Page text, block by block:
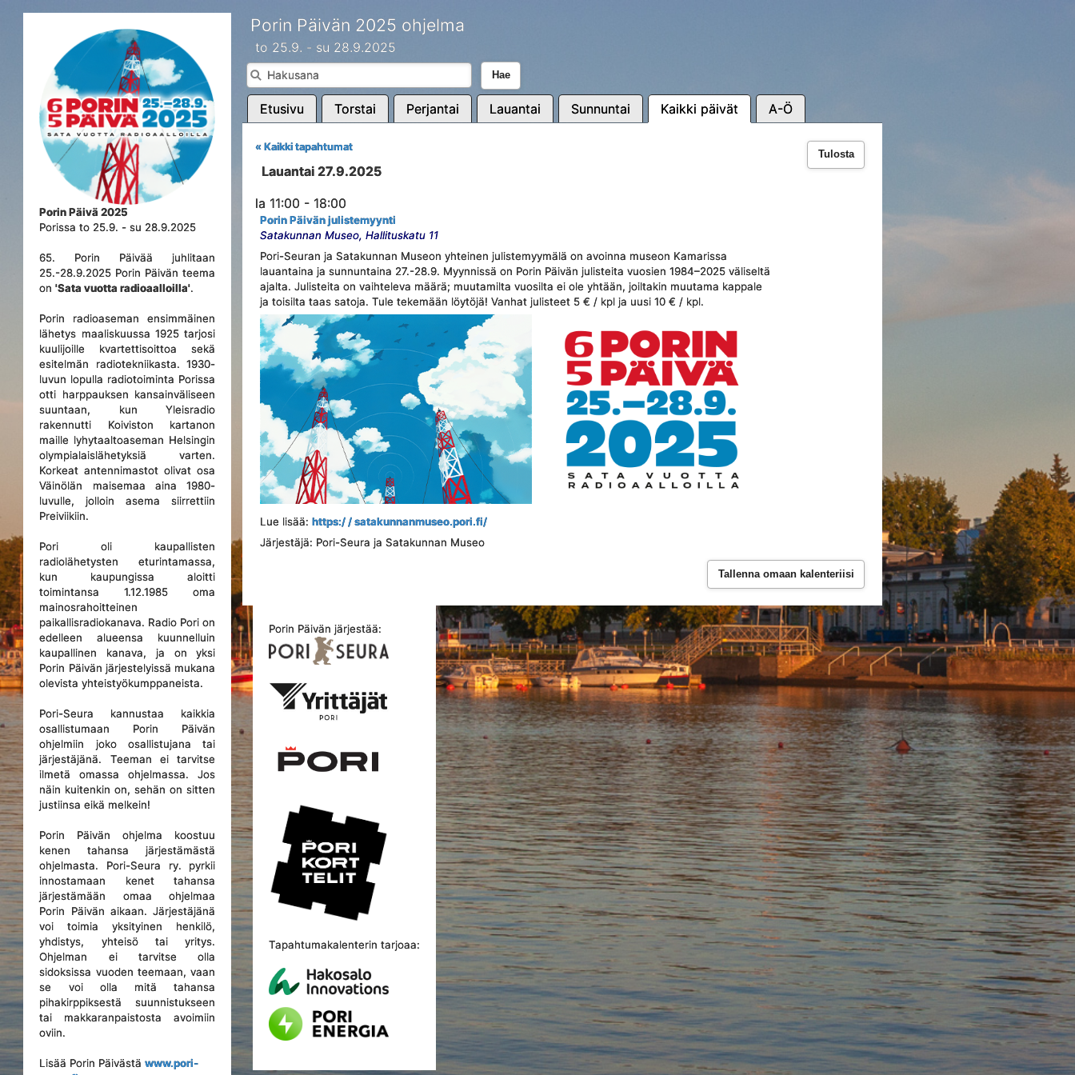
Porin Päivä 2025
Porissa to 25.9. - su 28.9.2025
65. Porin Päivää juhlitaan
25.-28.9.2025 Porin Päivän teema
on'Sata vuotta radioaalloilla'.
Porin radioaseman ensimmäinen
lähetys maaliskuussa 1925 tarjosi
kuulijoille kvartettisoittoa sekä
esitelmän radiotekniikasta. 1930-
luvun lopulla radiotoiminta Porissa
otti harppauksen kansainväliseen
suuntaan, kun Yleisradio
rakennutti Koiviston kartanon
maille lyhytaaltoaseman Helsingin
olympialaislähetyksiä varten.
Korkeat antennimastot olivat osa
Väinölän maisemaa aina 1980-
luvulle, jolloin asema siirrettiin
Preiviikiin.
Pori oli kaupallisten
radiolähetysten eturintamassa,
kun kaupungissa aloitti
toimintansa 1.12.1985 oma
mainosrahoitteinen
paikallisradiokanava. Radio Pori on
edelleen alueensa kuunnelluin
kaupallinen kanava, ja on yksi
Porin Päivän järjestelyissä mukana
olevista yhteistyökumppaneista.
Pori-Seura kannustaa kaikkia
osallistumaan Porin Päivän
ohjelmiin joko osallistujana tai
järjestäjänä. Teeman ei tarvitse
ilmetä omassa ohjelmassa. Jos
näin kuitenkin on, sehän on sitten
justiinsa eikä melkein!
Porin Päivän ohjelma koostuu
kenen tahansa järjestämästä
ohjelmasta. Pori-Seura ry. pyrkii
innostamaan kenet tahansa
järjestämään omaa ohjelmaa
Porin Päivän aikaan. Järjestäjänä
voi toimia yksityinen henkilö,
yhdistys, yhteisö tai yritys.
Ohjelman ei tarvitse olla
sidoksissa vuoden teemaan, vaan
se voi olla mitä tahansa
pihakirppiksestä suunnistukseen
tai makkaranpaistosta avoimiin
oviin.
Lisää Porin Päivästäwww.pori-
Porin Päivän 2025 ohjelma
to 25.9. - su 28.9.2025
Hae
Etusivu Torstai Perjantai Lauantai Sunnuntai Kaikki päivät A-Ö
Tulosta
« Kaikki tapahtumat
Lauantai 27.9.2025
la 11:00 - 18:00
Porin Päivän julistemyynti
Satakunnan Museo, Hallituskatu 11
Pori-Seuran ja Satakunnan Museon yhteinen julistemyymälä on avoinna museon Kamarissa
lauantaina ja sunnuntaina 27.-28.9. Myynnissä on Porin Päivän julisteita vuosien 1984–2025 väliseltä
ajalta. Julisteita on vaihteleva määrä; muutamilta vuosilta ei ole yhtään, joiltakin muutama kappale
ja toisilta taas satoja. Tule tekemään löytöjä! Vanhat julisteet 5 € / kpl ja uusi 10 € / kpl.
Lue lisää:https:/ / satakunnanmuseo.pori.fi/
Järjestäjä: Pori-Seura ja Satakunnan Museo
Tallenna omaan kalenteriisi
Porin Päivän järjestää:
Tapahtumakalenterin tarjoaa: